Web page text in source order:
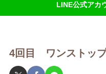
LINE公式アカ
4回目 ワンストッ